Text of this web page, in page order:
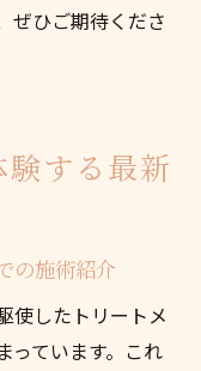
ぜひご期待くださ
する最新
の施術紹介
使したトリートメ
っています。これ